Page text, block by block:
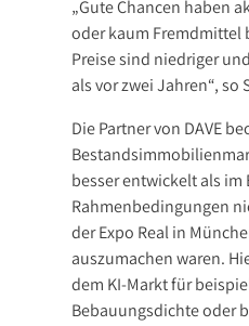
„Gute Chancen haben
oder kaum Fremdmittel
Preise sind niedriger
als vor zwei Jahren“, so
Die Partner von DAVE
besser entwickelt als
Rahmenbedingungen
der Expo Real in
auszumachen waren.
dem KI-Markt für
Bebauungsdichte oder